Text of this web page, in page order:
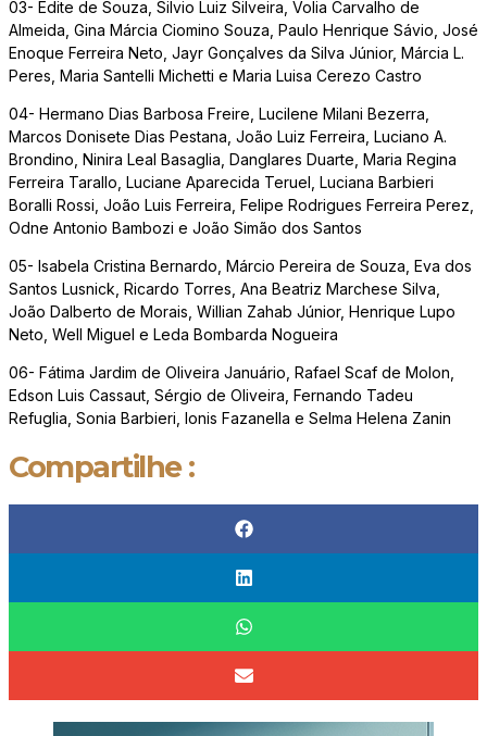
03- Edite de Souza, Silvio Luiz Silveira, Volia Carvalho de
Almeida, Gina Márcia Ciomino Souza, Paulo Henrique Sávio, José
Enoque Ferreira Neto, Jayr Gonçalves da Silva Júnior, Márcia L.
Peres, Maria Santelli Michetti e Maria Luisa Cerezo Castro
04- Hermano Dias Barbosa Freire, Lucilene Milani Bezerra,
Marcos Donisete Dias Pestana, João Luiz Ferreira, Luciano A.
Brondino, Ninira Leal Basaglia, Danglares Duarte, Maria Regina
Ferreira Tarallo, Luciane Aparecida Teruel, Luciana Barbieri
Boralli Rossi, João Luis Ferreira, Felipe Rodrigues Ferreira Perez,
Odne Antonio Bambozi e João Simão dos Santos
05- Isabela Cristina Bernardo, Márcio Pereira de Souza, Eva dos
Santos Lusnick, Ricardo Torres, Ana Beatriz Marchese Silva,
João Dalberto de Morais, Willian Zahab Júnior, Henrique Lupo
Neto, Well Miguel e Leda Bombarda Nogueira
06- Fátima Jardim de Oliveira Januário, Rafael Scaf de Molon,
Edson Luis Cassaut, Sérgio de Oliveira, Fernando Tadeu
Refuglia, Sonia Barbieri, Ionis Fazanella e Selma Helena Zanin
Compartilhe :